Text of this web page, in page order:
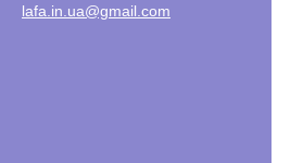
lafa.in.ua@gmail.com